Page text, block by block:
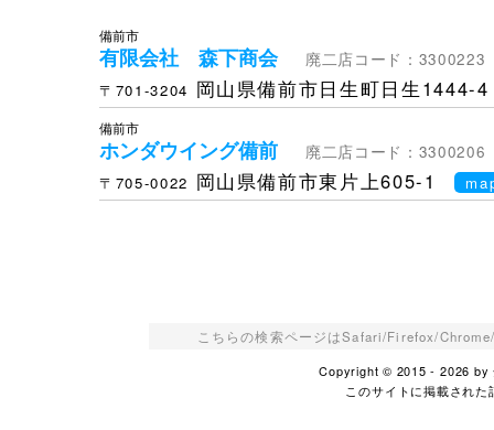
備前市
有限会社 森下商会
廃二店コード：3300223
〒701-3204 岡山県備前市日生町日生1444-4
備前市
ホンダウイング備前
廃二店コード：3300206
〒705-0022 岡山県備前市東片上605-1
こちらの検索ページはSafari/Firefox/
Copyright © 2015 - 2026 by
このサイトに掲載され